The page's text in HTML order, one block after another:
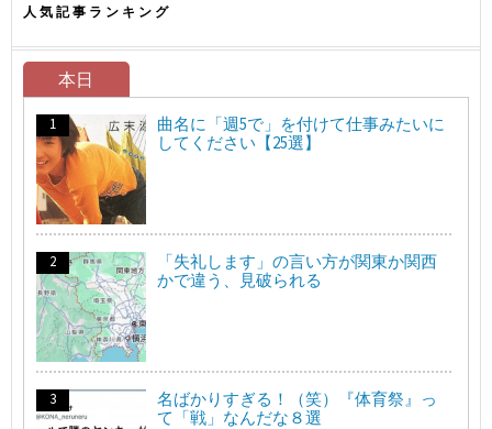
人気記事ランキング
本日
曲名に「週5で」を付けて仕事みたいに
してください【25選】
「失礼します」の言い方が関東か関西
かで違う、見破られる
名ばかりすぎる！（笑）『体育祭』っ
て「戦」なんだな８選